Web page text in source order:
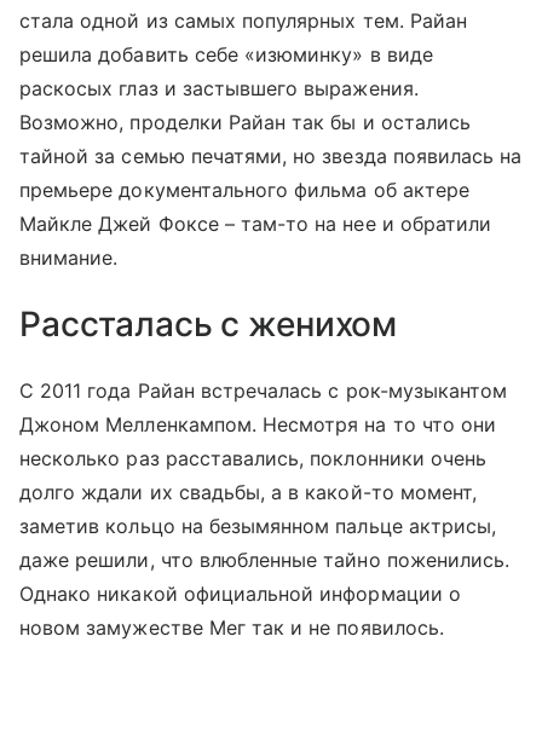
стала одной из самых популярных тем. Райан
решила добавить себе «изюминку» в виде
раскосых глаз и застывшего выражения.
Возможно, проделки Райан так бы и остались
тайной за семью печатями, но звезда появилась на
премьере документального фильма об актере
Майкле Джей Фоксе – там-то на нее и обратили
внимание.
Рассталась с женихом
С 2011 года Райан встречалась с рок-музыкантом
Джоном Мелленкампом. Несмотря на то что они
несколько раз расставались, поклонники очень
долго ждали их свадьбы, а в какой-то момент,
заметив кольцо на безымянном пальце актрисы,
даже решили, что влюбленные тайно поженились.
Однако никакой официальной информации о
новом замужестве Мег так и не появилось.